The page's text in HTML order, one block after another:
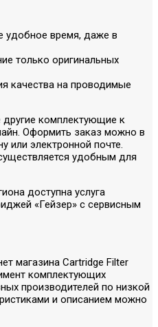
время, даже в
только оригинальных
качества на проводимые
другие комплектующие к
Оформить заказ можно в
или электронной почте.
удобным для
доступна услуга
«Гейзер» с сервисным
магазина Cartridge Filter
комплектующих
производителей по низкой
и описанием можно